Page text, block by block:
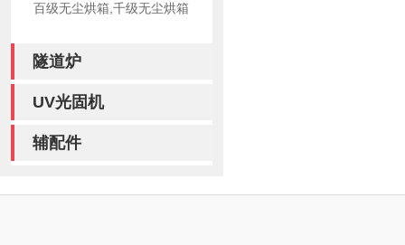
百级无尘烘箱,千级无尘烘箱
隧道炉
UV光固机
辅配件